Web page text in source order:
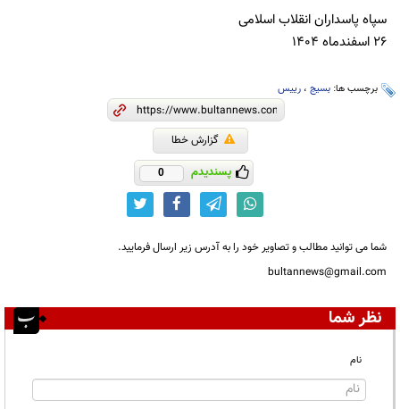
سپاه پاسداران انقلاب اسلامی
۲۶ اسفندماه ۱۴۰۴
برچسب ها: بسیج ، رییس
گزارش خطا
پسندیدم 0
شما می توانید مطالب و تصاویر خود را به آدرس زیر ارسال فرمایید.
bultannews@gmail.com
نظر شما
نام